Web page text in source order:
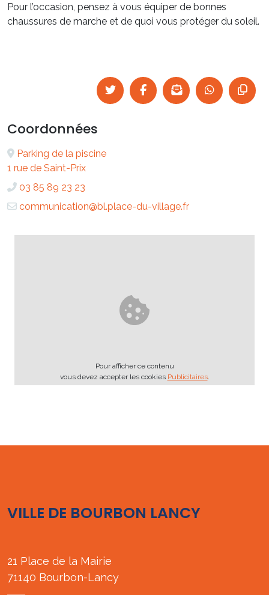
Pour l’occasion, pensez à vous équiper de bonnes
chaussures de marche et de quoi vous protéger du soleil.
Coordonnées
Parking de la piscine
1 rue de Saint-Prix
03 85 89 23 23
communication@bl.place-du-village.fr
Pour afficher ce contenu
vous devez accepter les cookies Publicitaires.
VILLE DE BOURBON LANCY
21 Place de la Mairie
71140 Bourbon-Lancy